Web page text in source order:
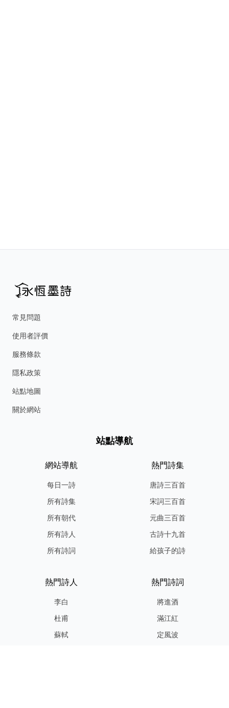
常見問題
使用者評價
服務條款
隱私政策
站點地圖
關於網站
站點導航
網站導航
每日一詩
所有詩集
所有朝代
所有詩人
所有詩詞
熱門詩集
唐詩三百首
宋詞三百首
元曲三百首
古詩十九首
給孩子的詩
熱門詩人
李白
杜甫
蘇軾
熱門詩詞
將進酒
滿江紅
定風波